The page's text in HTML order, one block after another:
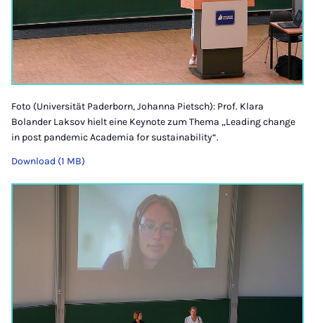
Foto (Universität Paderborn, Johanna Pietsch): Prof. Klara
Bolander Laksov hielt eine Keynote zum Thema „Leading change
in post pandemic Academia for sustainability“.
Download (1 MB)